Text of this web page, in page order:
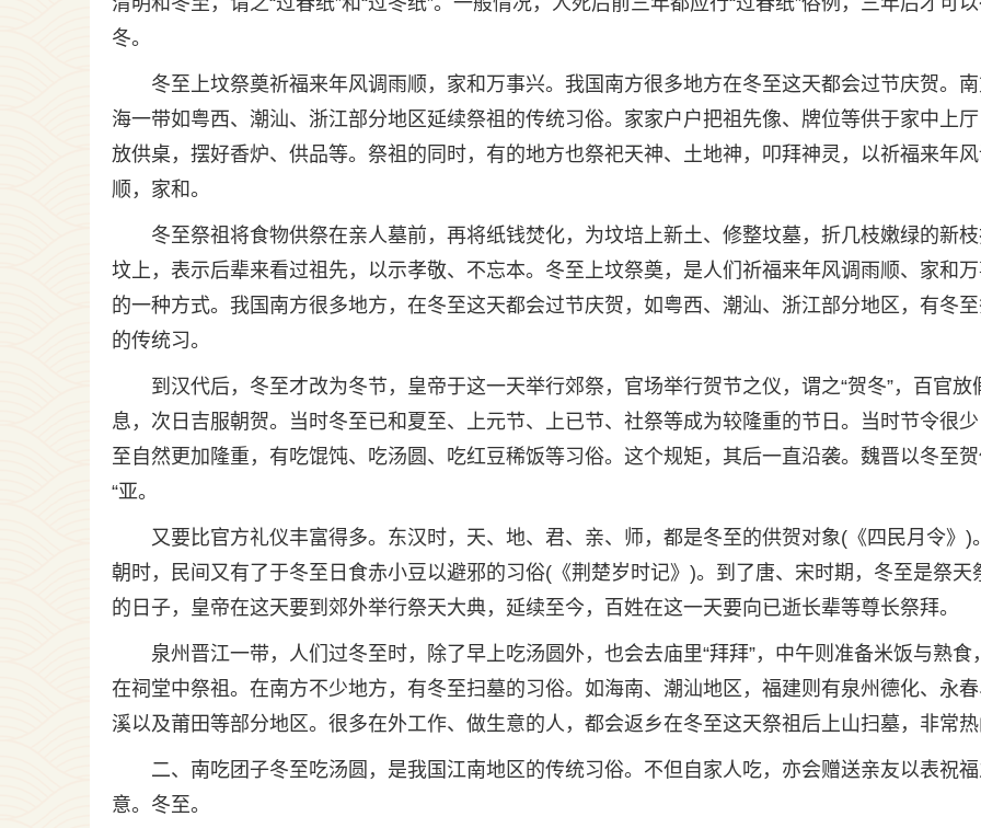
冬。
冬至上坟祭奠祈福来年风调雨顺，家和万事兴。我国南方很多地方在冬至这天都会过节庆贺。
海一带如粤西、潮汕、浙江部分地区延续祭祖的传统习俗。家家户户把祖先像、牌位等供于家中上
放供桌，摆好香炉、供品等。祭祖的同时，有的地方也祭祀天神、土地神，叩拜神灵，以祈福来年
顺，家和。
冬至祭祖将食物供祭在亲人墓前，再将纸钱焚化，为坟培上新土、修整坟墓，折几枝嫩绿的新
坟上，表示后辈来看过祖先，以示孝敬、不忘本。冬至上坟祭奠，是人们祈福来年风调雨顺、家和
的一种方式。我国南方很多地方，在冬至这天都会过节庆贺，如粤西、潮汕、浙江部分地区，有冬
的传统习。
到汉代后，冬至才改为冬节，皇帝于这一天举行郊祭，官场举行贺节之仪，谓之“贺冬”，百官放
息，次日吉服朝贺。当时冬至已和夏至、上元节、上已节、社祭等成为较隆重的节日。当时节令很
至自然更加隆重，有吃馄饨、吃汤圆、吃红豆稀饭等习俗。这个规矩，其后一直沿袭。魏晋以冬至
“亚。
又要比官方礼仪丰富得多。东汉时，天、地、君、亲、师，都是冬至的供贺对象(《四民月令》)
朝时，民间又有了于冬至日食赤小豆以避邪的习俗(《荆楚岁时记》)。到了唐、宋时期，冬至是祭天
的日子，皇帝在这天要到郊外举行祭天大典，延续至今，百姓在这一天要向已逝长辈等尊长祭拜。
泉州晋江一带，人们过冬至时，除了早上吃汤圆外，也会去庙里“拜拜”，中午则准备米饭与熟食
在祠堂中祭祖。在南方不少地方，有冬至扫墓的习俗。如海南、潮汕地区，福建则有泉州德化、永
溪以及莆田等部分地区。很多在外工作、做生意的人，都会返乡在冬至这天祭祖后上山扫墓，非常
二、南吃团子冬至吃汤圆，是我国江南地区的传统习俗。不但自家人吃，亦会赠送亲友以表祝
意。冬至。